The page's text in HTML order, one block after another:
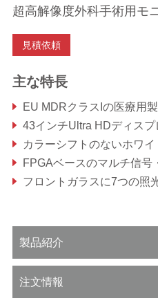
超高解像度外科手術用モ
見積依頼
主な特長
EU MDRクラスIの医療用
43インチUltra HDディスプレイ、光学的に接着され反射防止
カラーシフトのないホワ
FPGAベースのマルチ信号・マルチフォーマット
フロントガラスに7つの照光式ソ
エッジ・トゥ・エッジのガラス表面と最適化されたデザイ
製品紹介
注文情報